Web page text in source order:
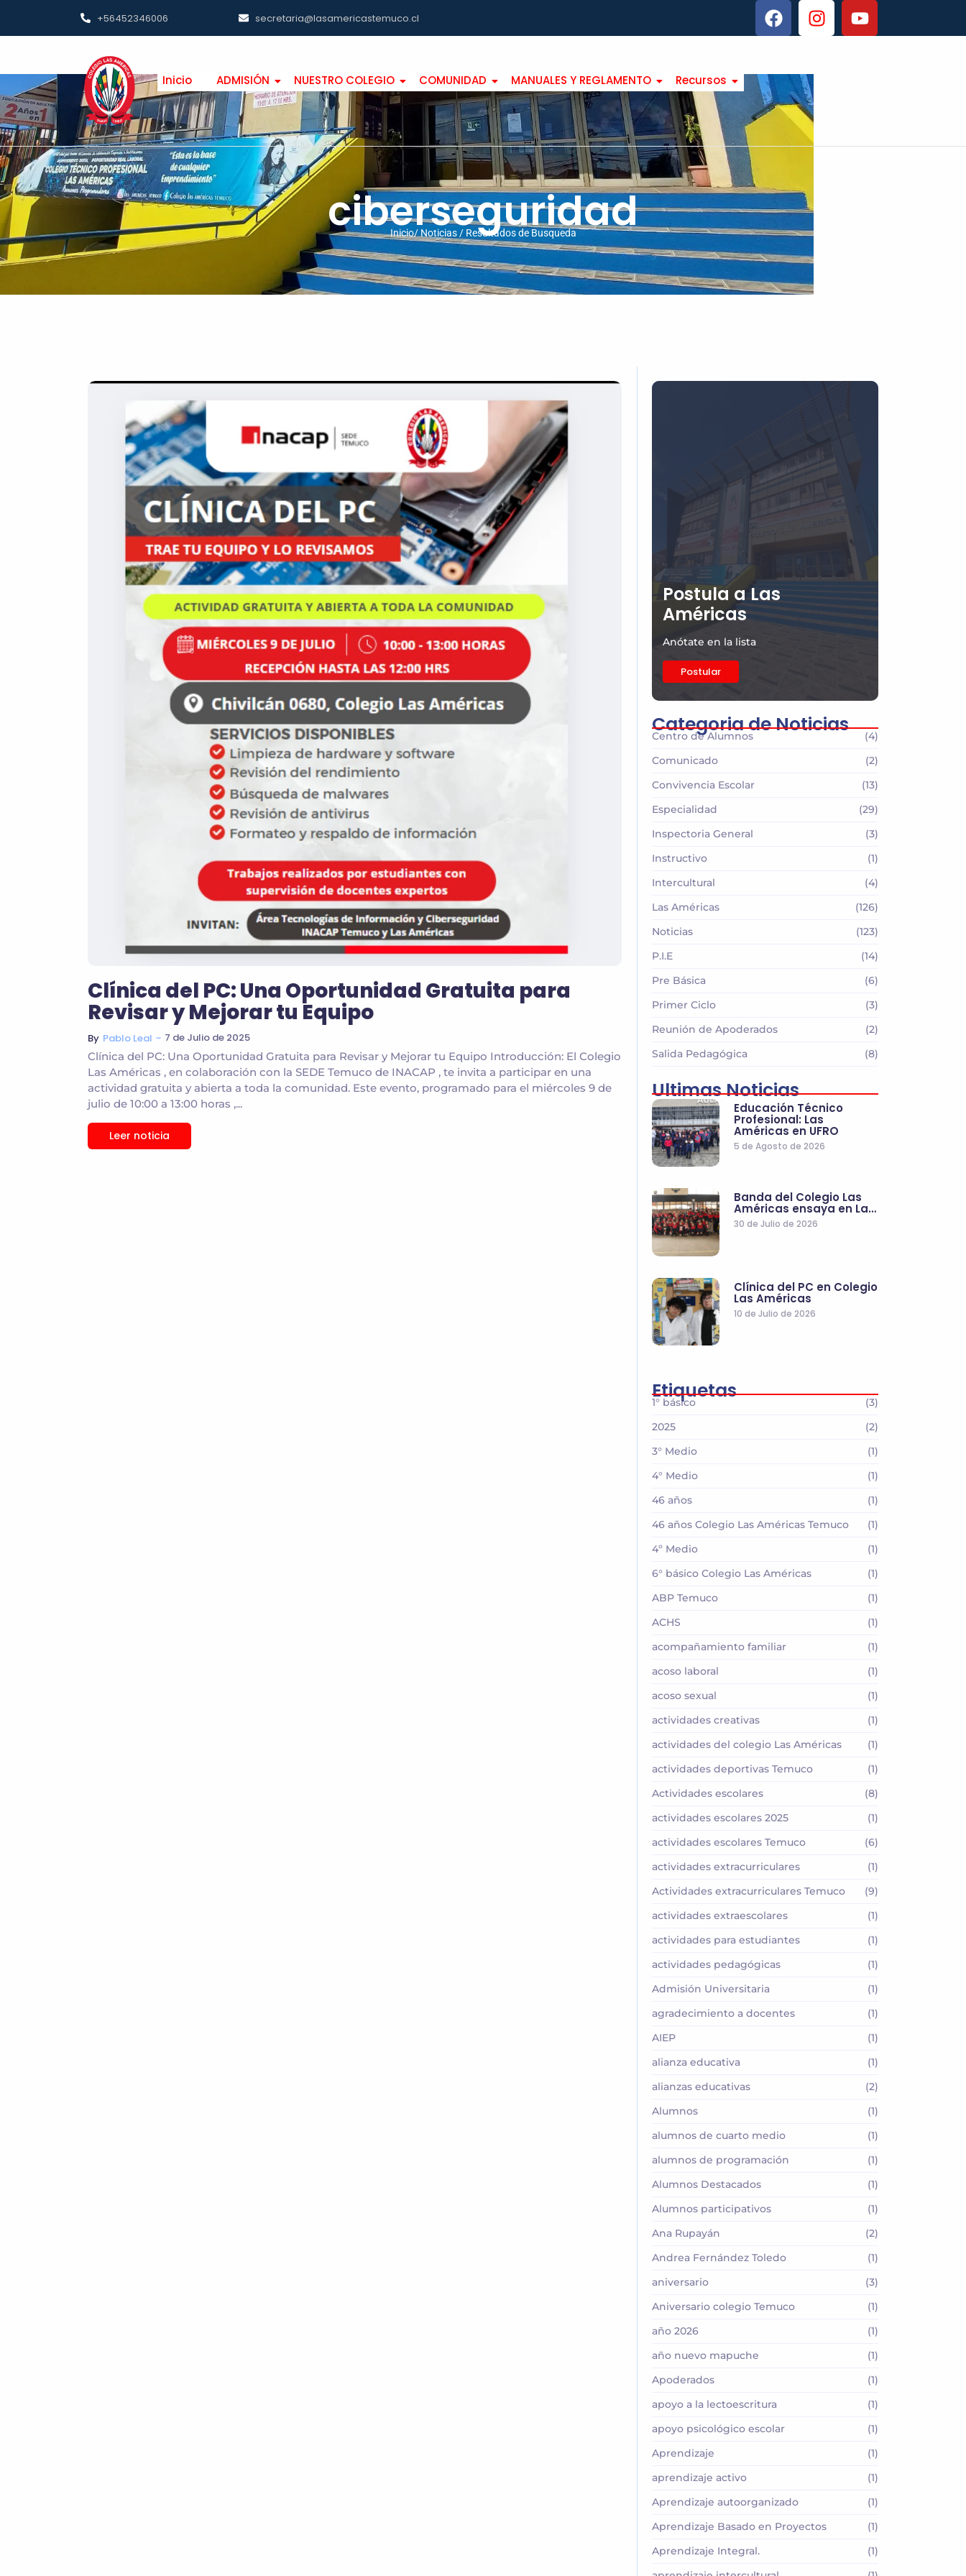
+56452346006 secretaria@lasamericastemuco.cl
Inicio ADMISIÓN NUESTRO COLEGIO COMUNIDAD MANUALES Y REGLAMENTO Recursos
ciberseguridad
Inicio/ Noticias / Resultados de Busqueda
Clínica del PC: Una Oportunidad Gratuita para
Revisar y Mejorar tu Equipo
By Pablo Leal ~ 7 de Julio de 2025
Clínica del PC: Una Oportunidad Gratuita para Revisar y Mejorar tu Equipo Introducción: El Colegio
Las Américas , en colaboración con la SEDE Temuco de INACAP , te invita a participar en una
actividad gratuita y abierta a toda la comunidad. Este evento, programado para el miércoles 9 de
julio de 10:00 a 13:00 horas ,...
Leer noticia
Postula a Las
Américas
Anótate en la lista
Postular
Categoria de Noticias
Centro de Alumnos
(4)
Comunicado
(2)
Convivencia Escolar
(13)
Especialidad
(29)
Inspectoria General
(3)
Instructivo
(1)
Intercultural
(4)
Las Américas
(126)
Noticias
(123)
P.I.E
(14)
Pre Básica
(6)
Primer Ciclo
(3)
Reunión de Apoderados
(2)
Salida Pedagógica
(8)
Ultimas Noticias
Educación Técnico
Profesional: Las
Américas en UFRO
5 de Agosto de 2026
Banda del Colegio Las
Américas ensaya en La…
30 de Julio de 2026
Clínica del PC en Colegio
Las Américas
10 de Julio de 2026
Etiquetas
1° básico
(3)
2025
(2)
3° Medio
(1)
4° Medio
(1)
46 años
(1)
46 años Colegio Las Américas Temuco
(1)
4º Medio
(1)
6° básico Colegio Las Américas
(1)
ABP Temuco
(1)
ACHS
(1)
acompañamiento familiar
(1)
acoso laboral
(1)
acoso sexual
(1)
actividades creativas
(1)
actividades del colegio Las Américas
(1)
actividades deportivas Temuco
(1)
Actividades escolares
(8)
actividades escolares 2025
(1)
actividades escolares Temuco
(6)
actividades extracurriculares
(1)
Actividades extracurriculares Temuco
(9)
actividades extraescolares
(1)
actividades para estudiantes
(1)
actividades pedagógicas
(1)
Admisión Universitaria
(1)
agradecimiento a docentes
(1)
AIEP
(1)
alianza educativa
(1)
alianzas educativas
(2)
Alumnos
(1)
alumnos de cuarto medio
(1)
alumnos de programación
(1)
Alumnos Destacados
(1)
Alumnos participativos
(1)
Ana Rupayán
(2)
Andrea Fernández Toledo
(1)
aniversario
(3)
Aniversario colegio Temuco
(1)
año 2026
(1)
año nuevo mapuche
(1)
Apoderados
(1)
apoyo a la lectoescritura
(1)
apoyo psicológico escolar
(1)
Aprendizaje
(1)
aprendizaje activo
(1)
Aprendizaje autoorganizado
(1)
Aprendizaje Basado en Proyectos
(1)
Aprendizaje Integral.
(1)